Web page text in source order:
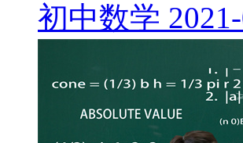
初中数学